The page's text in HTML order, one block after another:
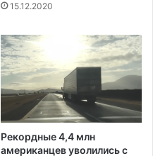
15.12.2020
Рекордные 4,4 млн
американцев уволились с